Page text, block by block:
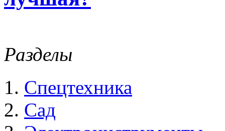
Разделы
Спецтехника
Сад